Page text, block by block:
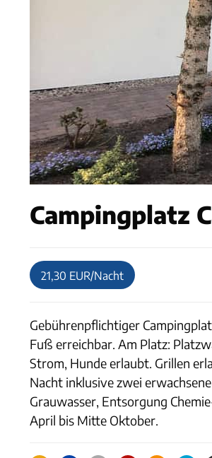
Campingplatz
21,30 EUR/Nacht
Gebührenpflichtiger
Fuß erreichbar. Am Platz:
Strom, Hunde erlaubt. Grillen
Nacht inklusive zwei
Grauwasser, Entsorgung
April bis Mitte Oktober.